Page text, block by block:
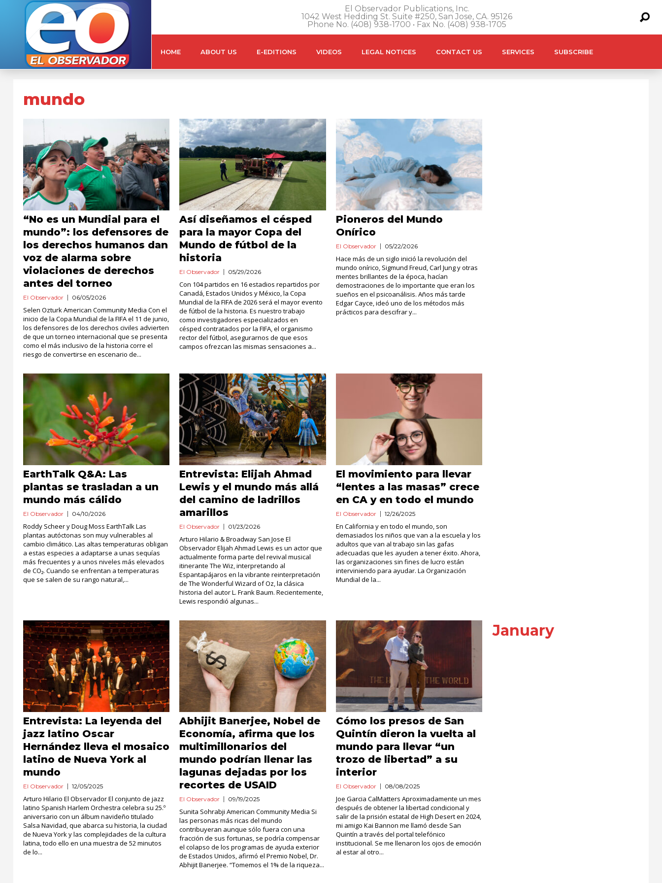
El Observador Publications, Inc.
1042 West Hedding St. Suite #250, San Jose, CA. 95126
Phone No. (408) 938-1700 • Fax No. (408) 938-1705
HOME ABOUT US E-EDITIONS VIDEOS LEGAL NOTICES CONTACT US SERVICES SUBSCRIBE
mundo
“No es un Mundial para el
mundo”: los defensores de
los derechos humanos dan
voz de alarma sobre
violaciones de derechos
antes del torneo
El Observador 06/05/2026
Selen Ozturk American Community Media Con el
inicio de la Copa Mundial de la FIFA el 11 de junio,
los defensores de los derechos civiles advierten
de que un torneo internacional que se presenta
como el más inclusivo de la historia corre el
riesgo de convertirse en escenario de...
Así diseñamos el césped
para la mayor Copa del
Mundo de fútbol de la
historia
El Observador 05/29/2026
Con 104 partidos en 16 estadios repartidos por
Canadá, Estados Unidos y México, la Copa
Mundial de la FIFA de 2026 será el mayor evento
de fútbol de la historia. Es nuestro trabajo
como investigadores especializados en
césped contratados por la FIFA, el organismo
rector del fútbol, asegurarnos de que esos
campos ofrezcan las mismas sensaciones a...
Pioneros del Mundo
Onírico
El Observador 05/22/2026
Hace más de un siglo inició la revolución del
mundo onírico, Sigmund Freud, Carl Jung y otras
mentes brillantes de la época, hacían
demostraciones de lo importante que eran los
sueños en el psicoanálisis. Años más tarde
Edgar Cayce, ideó uno de los métodos más
prácticos para descifrar y...
EarthTalk Q&A: Las
plantas se trasladan a un
mundo más cálido
El Observador 04/10/2026
Roddy Scheer y Doug Moss EarthTalk Las
plantas autóctonas son muy vulnerables al
cambio climático. Las altas temperaturas obligan
a estas especies a adaptarse a unas sequías
más frecuentes y a unos niveles más elevados
de CO₂. Cuando se enfrentan a temperaturas
que se salen de su rango natural,...
Entrevista: Elijah Ahmad
Lewis y el mundo más allá
del camino de ladrillos
amarillos
El Observador 01/23/2026
Arturo Hilario & Broadway San Jose El
Observador Elijah Ahmad Lewis es un actor que
actualmente forma parte del revival musical
itinerante The Wiz, interpretando al
Espantapájaros en la vibrante reinterpretación
de The Wonderful Wizard of Oz, la clásica
historia del autor L. Frank Baum. Recientemente,
Lewis respondió algunas...
El movimiento para llevar
“lentes a las masas” crece
en CA y en todo el mundo
El Observador 12/26/2025
En California y en todo el mundo, son
demasiados los niños que van a la escuela y los
adultos que van al trabajo sin las gafas
adecuadas que les ayuden a tener éxito. Ahora,
las organizaciones sin fines de lucro están
interviniendo para ayudar. La Organización
Mundial de la...
Entrevista: La leyenda del
jazz latino Oscar
Hernández lleva el mosaico
latino de Nueva York al
mundo
El Observador 12/05/2025
Arturo Hilario El Observador El conjunto de jazz
latino Spanish Harlem Orchestra celebra su 25.º
aniversario con un álbum navideño titulado
Salsa Navidad, que abarca su historia, la ciudad
de Nueva York y las complejidades de la cultura
latina, todo ello en una muestra de 52 minutos
de lo...
Abhijit Banerjee, Nobel de
Economía, afirma que los
multimillonarios del
mundo podrían llenar las
lagunas dejadas por los
recortes de USAID
El Observador 09/19/2025
Sunita Sohrabji American Community Media Si
las personas más ricas del mundo
contribuyeran aunque sólo fuera con una
fracción de sus fortunas, se podría compensar
el colapso de los programas de ayuda exterior
de Estados Unidos, afirmó el Premio Nobel, Dr.
Abhijit Banerjee. “Tomemos el 1% de la riqueza...
Cómo los presos de San
Quintín dieron la vuelta al
mundo para llevar “un
trozo de libertad” a su
interior
El Observador 08/08/2025
Joe Garcia CalMatters Aproximadamente un mes
después de obtener la libertad condicional y
salir de la prisión estatal de High Desert en 2024,
mi amigo Kai Bannon me llamó desde San
Quintín a través del portal telefónico
institucional. Se me llenaron los ojos de emoción
al estar al otro...
January